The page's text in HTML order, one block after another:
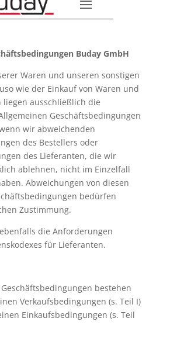
Buday GmbH
Waren und unseren sonstigen
wie der Einkauf von Waren und
liegen ausschließlich die
Geschäftsbedingungen
wir abweichenden
des Bestellers oder
des Lieferanten, die wir
ablehnen, nicht im Einzelfall
Abweichungen von diesen
bedürfen
Zustimmung.
die Anforderungen
für Lieferanten.
bestehen
Verkaufsbedingungen (s. Teil I)
Einkaufsbedingungen (s. Teil